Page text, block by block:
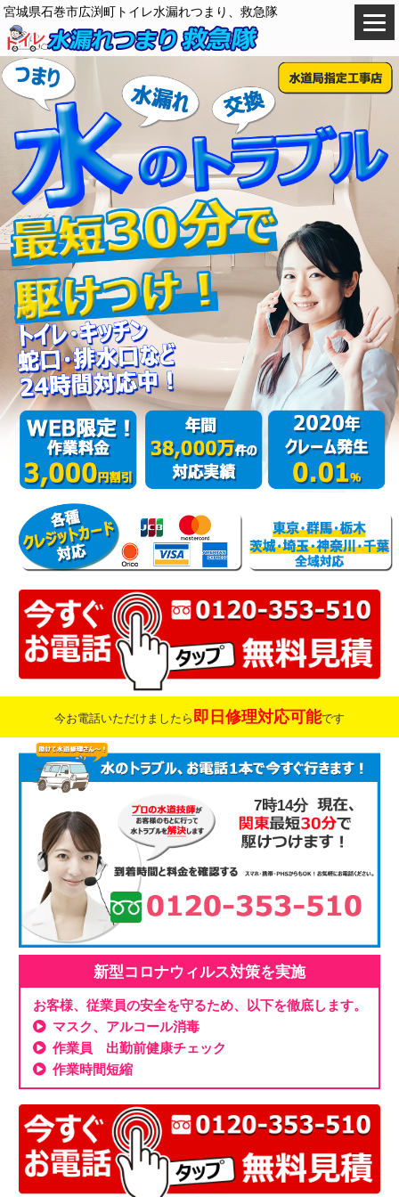
宮城県石巻市広渕町トイレ水漏れつまり、救急隊
今お電話いただけましたら 即日修理対応可能です
7時14分
新型コロナウィルス対策を実施
お客様、従業員の安全を守るため、以下を徹底します。
マスク、アルコール消毒
作業員 出勤前健康チェック
作業時間短縮